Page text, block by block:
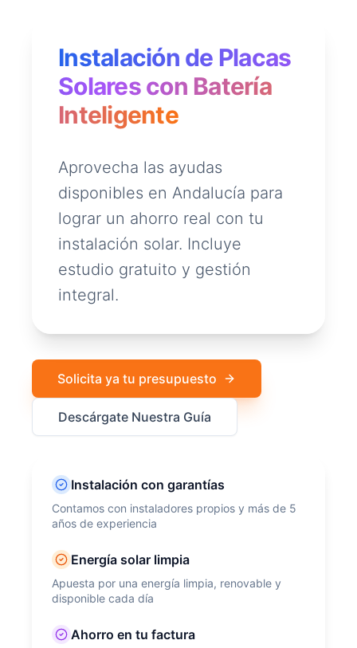
Instalación de Placas
Solares con Batería
Inteligente
Aprovecha las ayudas
disponibles en Andalucía para
lograr un ahorro real con tu
instalación solar. Incluye
estudio gratuito y gestión
integral.
Solicita ya tu presupuesto
Descárgate Nuestra Guía
Instalación con garantías
Contamos con instaladores propios y más de 5
años de experiencia
Energía solar limpia
Apuesta por una energía limpia, renovable y
disponible cada día
Ahorro en tu factura